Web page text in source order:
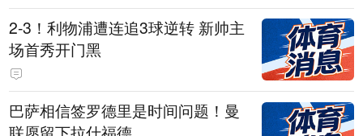
2-3！利物浦遭连追3球逆转 新帅主
场首秀开门黑
巴萨相信签罗德里是时间问题！曼